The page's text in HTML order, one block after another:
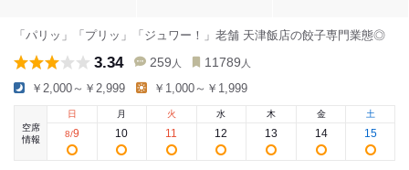
「パリッ」「プリッ」「ジュワー！」老舗 天津飯店の餃子専門業態◎
3.34 259 人 11789 人
￥2,000～￥2,999 ￥1,000～￥1,999
空席
情報
日
8/9
月
10
火
11
水
12
木
13
金
14
土
15